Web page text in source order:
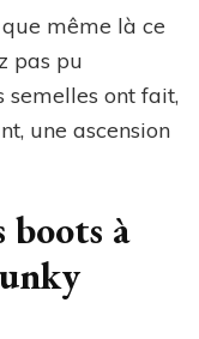
même là ce
pas pu
semelles ont fait,
une ascension
à